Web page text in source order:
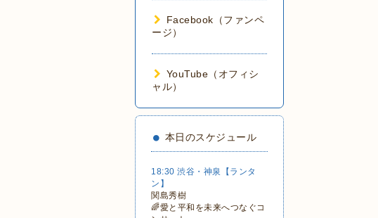
Facebook（ファンペ
ージ）
YouTube（オフィシ
ャル）
本日のスケジュール
18:30 渋谷・神泉【ランタ
ン】
関島秀樹
🌈愛と平和を未来へつなぐコ